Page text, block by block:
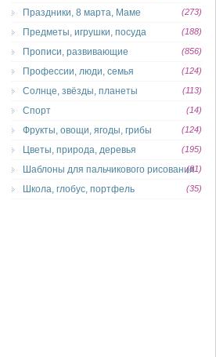
Праздники, 8 марта, Маме (273)
Предметы, игрушки, посуда (188)
Прописи, развивающие (856)
Профессии, люди, семья (124)
Солнце, звёзды, планеты (113)
Спорт (14)
Фрукты, овощи, ягоды, грибы (124)
Цветы, природа, деревья (195)
Шаблоны для пальчикового рисования(81)
Школа, глобус, портфель (35)